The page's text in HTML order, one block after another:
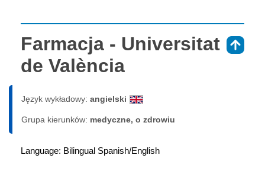
Farmacja - Universitat
de València
Język wykładowy: angielski
Grupa kierunków: medyczne, o zdrowiu
Language: Bilingual Spanish/English